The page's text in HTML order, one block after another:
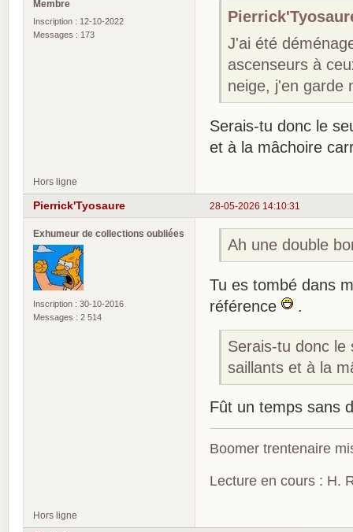
Membre
Inscription : 12-10-2022
Messages : 173
J'ai été
ascenseurs à
neige, j'en garde
Serais-tu donc le
et à la mâchoire
Hors ligne
28-05-2026 14:10:31
Pierrick'Tyosaure
Exhumeur de collections oubliées
Inscription : 30-10-2016
Messages : 2 514
Ah une double
Tu es tombé dans
référence
.
Serais-tu donc le
saillants et à la
Fût un temps sans
Boomer trentenaire
Lecture en cours : H.
Hors ligne